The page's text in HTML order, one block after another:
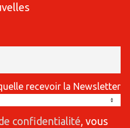
recevoir la Newsletter
confidentialité, vous